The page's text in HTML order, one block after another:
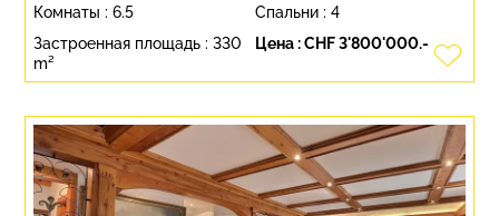
Цена :CHF 3'800'000.-
Комнаты :6.5 Спальни : 4
Застроенная площадь :330
m²